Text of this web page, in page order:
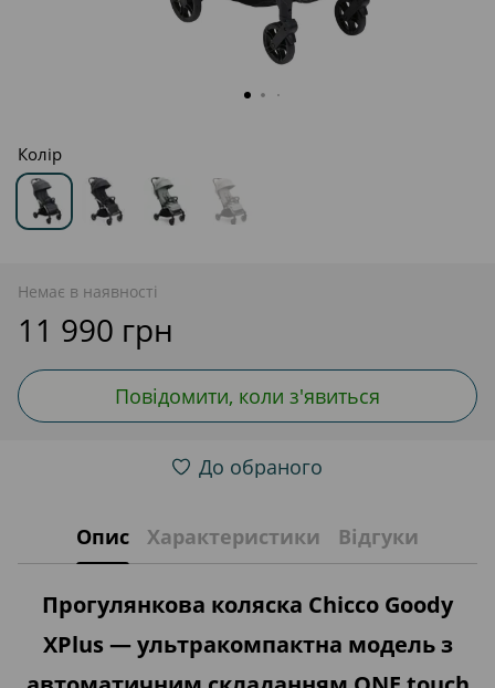
Колір
Немає в наявності
11 990 грн
Повідомити, коли з'явиться
До обраного
Опис Характеристики Відгуки
Прогулянкова коляска Chicco Goody
XPlus — ультракомпактна модель з